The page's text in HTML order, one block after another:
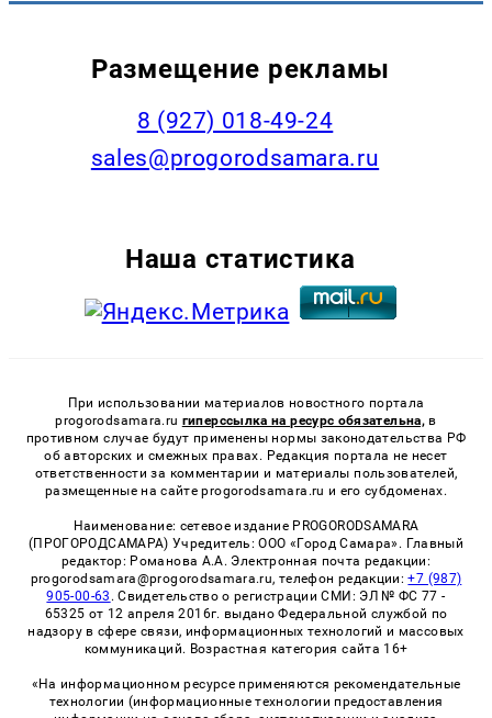
Размещение рекламы
8 (927) 018-49-24
sales@progorodsamara.ru
Наша статистика
При использовании материалов новостного портала
progorodsamara.ru гиперссылка на ресурс обязательна, в
противном случае будут применены нормы законодательства РФ
об авторских и смежных правах. Редакция портала не несет
ответственности за комментарии и материалы пользователей,
размещенные на сайте progorodsamara.ru и его субдоменах.
Наименование: сетевое издание PROGORODSAMARA
(ПРОГОРОДСАМАРА) Учредитель: ООО «Город Самара». Главный
редактор: Романова А.А. Электронная почта редакции:
progorodsamara@progorodsamara.ru, телефон редакции:+7 (987)
905-00-63 . Свидетельство о регистрации СМИ: ЭЛ № ФС 77 -
65325 от 12 апреля 2016г. выдано Федеральной службой по
надзору в сфере связи, информационных технологий и массовых
коммуникаций. Возрастная категория сайта 16+
«На информационном ресурсе применяются рекомендательные
технологии (информационные технологии предоставления